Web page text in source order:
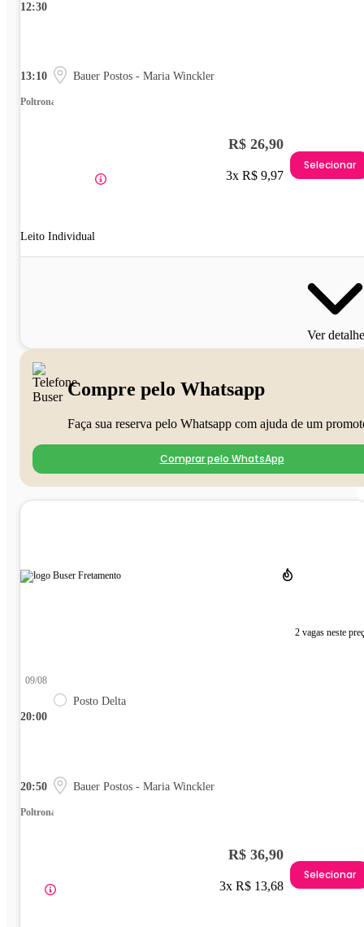
12:30
13:10 Bauer Postos - Maria Winckler
Poltrona
Leito Individual
R$ 26,90
3x R$ 9,97
Selecionar
Ver
Compre pelo Whatsapp
Faça sua reserva pelo Whatsapp com ajuda de um
Comprar pelo WhatsApp
2 vagas neste
20:00
09/08
Posto Delta
20:50 Bauer Postos - Maria Winckler
Poltrona
R$ 36,90
3x R$ 13,68
Selecionar